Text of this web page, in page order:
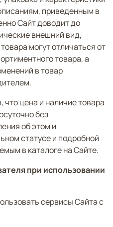
приведенным в
Сайт доводит до
внешний вид,
могут отличаться от
товара, а
в товар
цена и наличие товара
без
об этом и
статусе и подробной
в каталоге на Сайте.
при использовании
сервисы Сайта с